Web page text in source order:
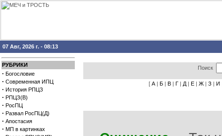
07 Авг, 2026 г. - 08:13
РУБРИКИ
· Богословие
· Современная ИПЦ
· История РПЦЗ
· РПЦЗ(В)
· РосПЦ
· Развал РосПЦ(Д)
· Апостасия
· МП в картинках
Поиск
[ А | Б | В | Г | Д | Е | Ж | З | И